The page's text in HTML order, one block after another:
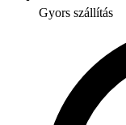
Gyors szállítás